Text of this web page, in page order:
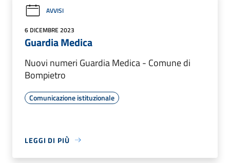
AVVISI
6 DICEMBRE 2023
Guardia Medica
Nuovi numeri Guardia Medica - Comune di
Bompietro
Comunicazione istituzionale
LEGGI DI PIÙ